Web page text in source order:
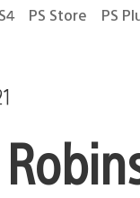
PS Store PS